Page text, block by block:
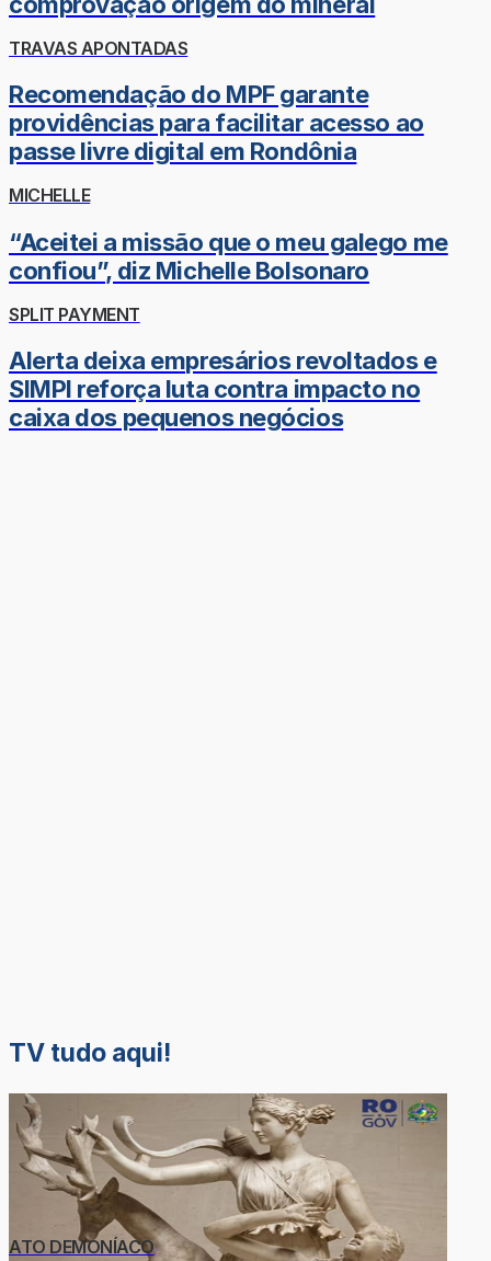
TRAVAS APONTADAS
Recomendação do MPF garante
providências para facilitar acesso ao
passe livre digital em Rondônia
MICHELLE
“Aceitei a missão que o meu galego me
confiou”, diz Michelle Bolsonaro
SPLIT PAYMENT
Alerta deixa empresários revoltados e
SIMPI reforça luta contra impacto no
caixa dos pequenos negócios
TV tudo aqui!
ATO DEMONÍACO